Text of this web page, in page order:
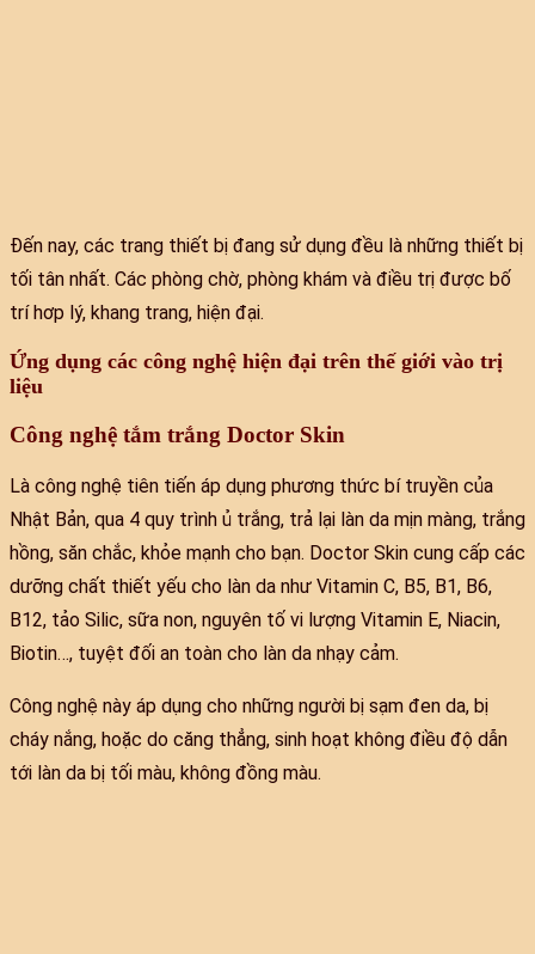
Đến nay, các trang thiết bị đang sử dụng đều là những thiết bị
tối tân nhất. Các phòng chờ, phòng khám và điều trị được bố
trí hơp lý, khang trang, hiện đại.
Ứng dụng các công nghệ hiện đại trên thế giới vào trị
liệu
Công nghệ tắm trắng Doctor Skin
Là công nghệ tiên tiến áp dụng phương thức bí truyền của
Nhật Bản, qua 4 quy trình ủ trắng, trả lại làn da mịn màng, trắng
hồng, săn chắc, khỏe mạnh cho bạn. Doctor Skin cung cấp các
dưỡng chất thiết yếu cho làn da như Vitamin C, B5, B1, B6,
B12, tảo Silic, sữa non, nguyên tố vi lượng Vitamin E, Niacin,
Biotin…, tuyệt đối an toàn cho làn da nhạy cảm.
Công nghệ này áp dụng cho những người bị sạm đen da, bị
cháy nắng, hoặc do căng thẳng, sinh hoạt không điều độ dẫn
tới làn da bị tối màu, không đồng màu.